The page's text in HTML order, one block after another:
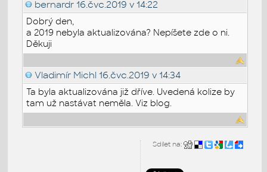
bernardr 16.čvc.2019 v 14:22
Dobrý den,
a 2019 nebyla aktualizována? Nepíšete zde o ni.
Děkuji
Vladimír Michl 16.čvc.2019 v 14:34
Ta byla aktualizována již dříve. Uvedená kolize by
tam už nastávat neměla. Viz blog.
Sdílet na: